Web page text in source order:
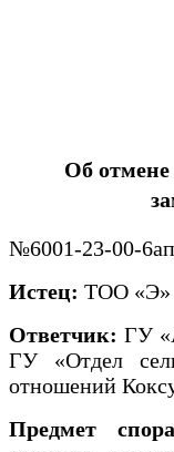
Об
№6001-23-00-
Истец: ТОО «Э»
Ответчик: ГУ
ГУ «Отдел
отношений
Предмет